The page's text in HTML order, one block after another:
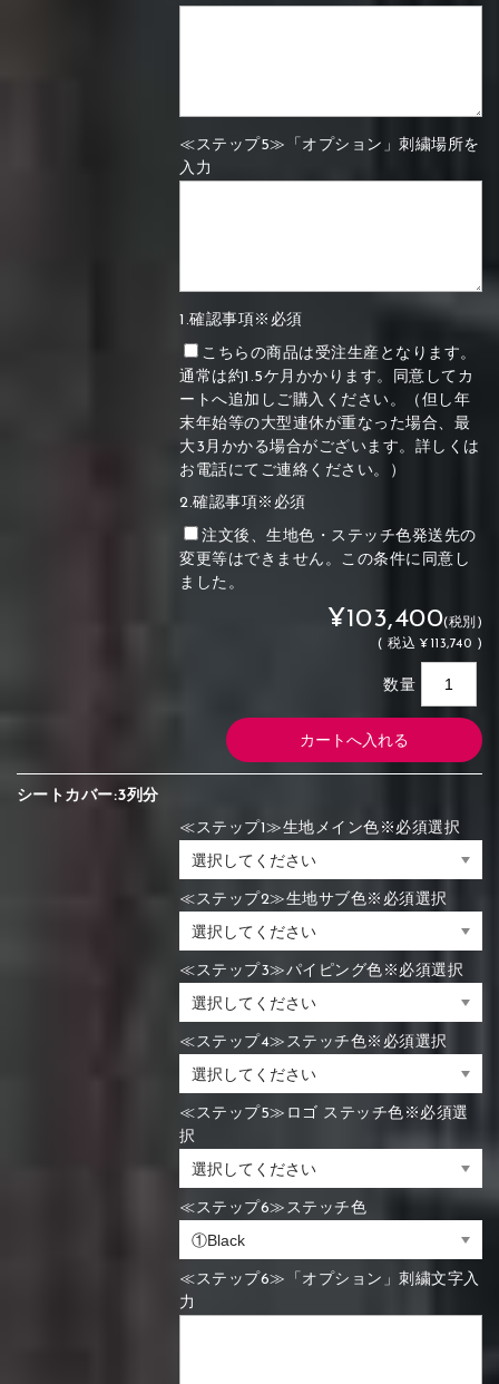
≪ステップ5≫「オプション」刺繍場所を
入力
1.確認事項※必須
こちらの商品は受注生産となります。
通常は約1.5ケ月かかります。同意してカ
ートへ追加しご購入ください。（但し年
末年始等の大型連休が重なった場合、最
大3月かかる場合がございます。詳しくは
お電話にてご連絡ください。）
2.確認事項※必須
注文後、生地色・ステッチ色発送先の
変更等はできません。この条件に同意し
ました。
¥103,400(税別)
(税込 ¥113,740 )
数量
シートカバー:3列分
≪ステップ1≫生地メイン色※必須選択
≪ステップ2≫生地サブ色※必須選択
≪ステップ3≫パイピング色※必須選択
≪ステップ4≫ステッチ色※必須選択
≪ステップ5≫ロゴ ステッチ色※必須選
択
≪ステップ6≫ステッチ色
≪ステップ6≫「オプション」刺繍文字入
力